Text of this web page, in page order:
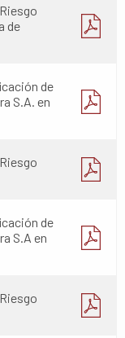
de
de
S.A. en
de
S.A en